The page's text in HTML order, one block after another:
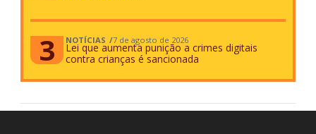
NOTÍCIAS 7 de agosto de 2026
Lei que aumenta punição a crimes digitais
contra crianças é sancionada